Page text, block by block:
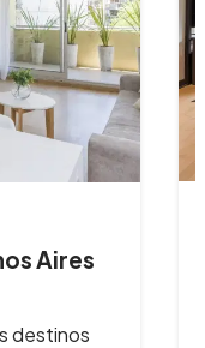
Aires
destinos